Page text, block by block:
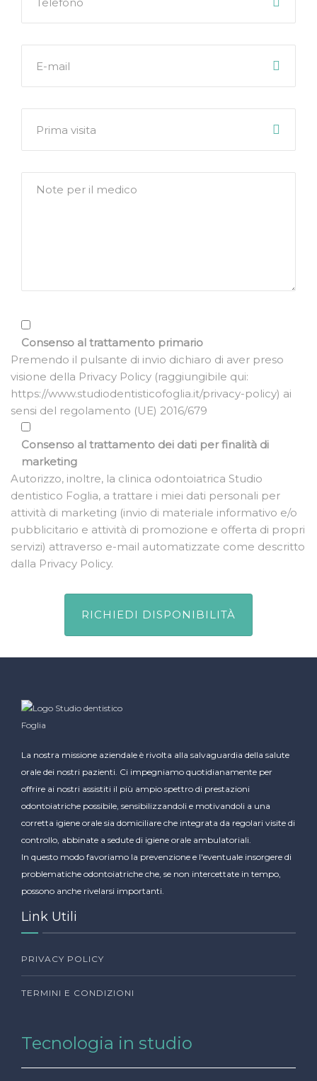
Consenso al trattamento primario
Premendo il pulsante di invio dichiaro di aver preso
visione della Privacy Policy (raggiungibile qui:
https://www.studiodentisticofoglia.it/privacy-policy) ai
sensi del regolamento (UE) 2016/679
Consenso al trattamento dei dati per finalità di
marketing
Autorizzo, inoltre, la clinica odontoiatrica Studio
dentistico Foglia, a trattare i miei dati personali per
attività di marketing (invio di materiale informativo e/o
pubblicitario e attività di promozione e offerta di propri
servizi) attraverso e-mail automatizzate come descritto
dalla Privacy Policy.
La nostra missione aziendale è rivolta alla salvaguardia della salute
orale dei nostri pazienti. Ci impegniamo quotidianamente per
offrire ai nostri assistiti il più ampio spettro di prestazioni
odontoiatriche possibile, sensibilizzandoli e motivandoli a una
corretta igiene orale sia domiciliare che integrata da regolari visite di
controllo, abbinate a sedute di igiene orale ambulatoriali.
In questo modo favoriamo la prevenzione e l'eventuale insorgere di
problematiche odontoiatriche che, se non intercettate in tempo,
possono anche rivelarsi importanti.
Link Utili
PRIVACY POLICY
TERMINI E CONDIZIONI
Tecnologia in studio